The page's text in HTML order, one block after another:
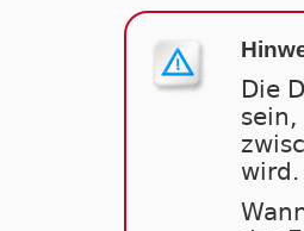
Die
sein,
wird.